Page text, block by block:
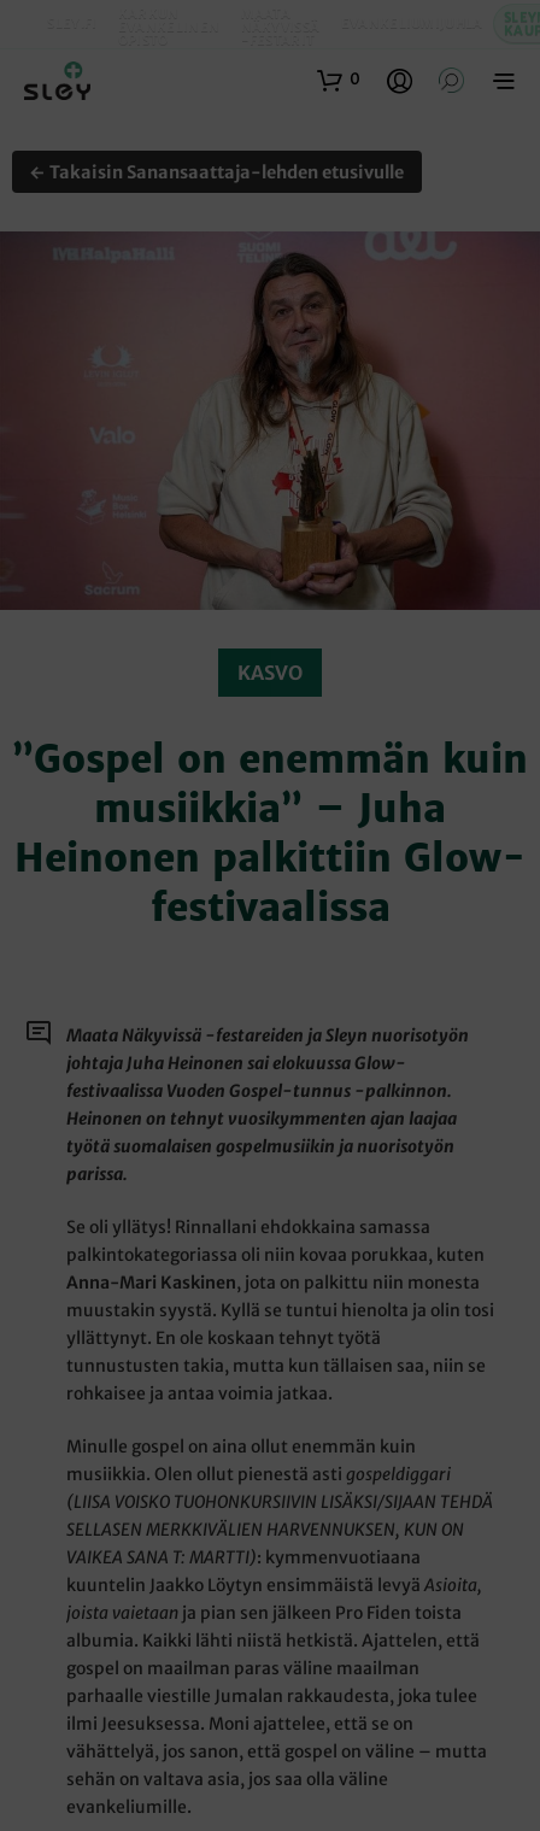
0
← Takaisin Sanansaattaja-lehden etusivulle
KASVO
”Gospel on enemmän kuin
musiikkia” – Juha
Heinonen palkittiin Glow-
festivaalissa
Maata Näkyvissä -festareiden ja Sleyn nuorisotyön
johtaja Juha Heinonen sai elokuussa Glow-
festivaalissa Vuoden Gospel-tunnus -palkinnon.
Heinonen on tehnyt vuosikymmenten ajan laajaa
työtä suomalaisen gospelmusiikin ja nuorisotyön
parissa.
Se oli yllätys! Rinnallani ehdokkaina samassa
palkintokategoriassa oli niin kovaa porukkaa, kuten
Anna-Mari Kaskinen, jota on palkittu niin monesta
muustakin syystä. Kyllä se tuntui hienolta ja olin tosi
yllättynyt. En ole koskaan tehnyt työtä
tunnustusten takia, mutta kun tällaisen saa, niin se
rohkaisee ja antaa voimia jatkaa.
Minulle gospel on aina ollut enemmän kuin
musiikkia. Olen ollut pienestä astigospeldiggari
(LIISA VOISKO TUOHONKURSIIVIN LISÄKSI/SIJAAN TEHDÄ
SELLASEN MERKKIVÄLIEN HARVENNUKSEN, KUN ON
VAIKEA SANA T: MARTTI): kymmenvuotiaana
kuuntelin Jaakko Löytyn ensimmäistä levyäAsioita,
joista vaietaan ja pian sen jälkeen Pro Fiden toista
albumia. Kaikki lähti niistä hetkistä. Ajattelen, että
gospel on maailman paras väline maailman
parhaalle viestille Jumalan rakkaudesta, joka tulee
ilmi Jeesuksessa. Moni ajattelee, että se on
vähättelyä, jos sanon, että gospel on väline – mutta
sehän on valtava asia, jos saa olla väline
evankeliumille.